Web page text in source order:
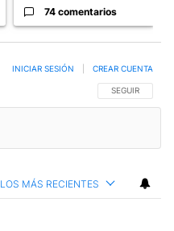
74 comentarios
SIGA ESTA
SEGUIR
INICIAR SESIÓN CREAR CUENTA
LOS MÁS RECIENTES